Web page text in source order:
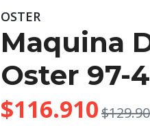
OSTER
Maquina
Oster 97-
$116.910